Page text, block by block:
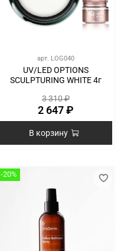
арт. LOG040
UV/LED OPTIONS
SCULPTURING WHITE 4г
3 310 ₽
2 647 ₽
В корзину
-20%